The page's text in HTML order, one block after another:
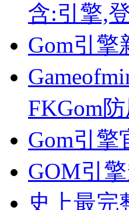
含:引擎,
Gom引擎
FKGom
Gom引擎
GOM引
史上最完